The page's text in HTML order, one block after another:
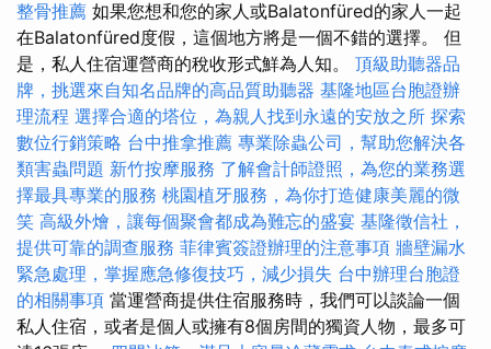
整骨推薦 如果您想和您的家人或Balatonfüred的家人一起
在Balatonfüred度假，這個地方將是一個不錯的選擇。 但
是，私人住宿運營商的稅收形式鮮為人知。 頂級助聽器品
牌，挑選來自知名品牌的高品質助聽器 基隆地區台胞證辦
理流程 選擇合適的塔位，為親人找到永遠的安放之所 探索
數位行銷策略 台中推拿推薦 專業除蟲公司，幫助您解決各
類害蟲問題 新竹按摩服務 了解會計師證照，為您的業務選
擇最具專業的服務 桃園植牙服務，為你打造健康美麗的微
笑 高級外燴，讓每個聚會都成為難忘的盛宴 基隆徵信社，
提供可靠的調查服務 菲律賓簽證辦理的注意事項 牆壁漏水
緊急處理，掌握應急修復技巧，減少損失 台中辦理台胞證
的相關事項 當運營商提供住宿服務時，我們可以談論一個
私人住宿，或者是個人或擁有8個房間的獨資人物，最多可